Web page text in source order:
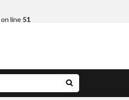
on line 51